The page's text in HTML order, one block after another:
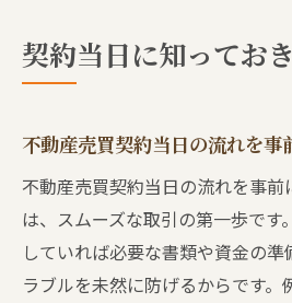
契約当日に知ってお
不動産売買契約当日の流れを事
不動産売買契約当日の流れを事前
は、スムーズな取引の第一歩です
していれば必要な書類や資金の
ラブルを未然に防げるからです